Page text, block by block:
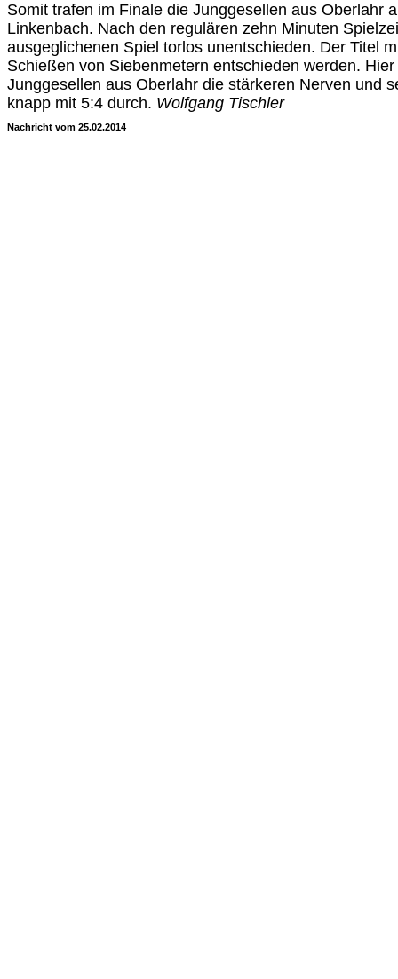
Somit trafen im Finale die Junggesellen aus Oberlahr
Linkenbach. Nach den regulären zehn Minuten
ausgeglichenen Spiel torlos unentschieden. Der Titel
Schießen von Siebenmetern entschieden werden.
Junggesellen aus Oberlahr die stärkeren Nerven und
knapp mit 5:4 durch. Wolfgang Tischler
Nachricht vom 25.02.2014